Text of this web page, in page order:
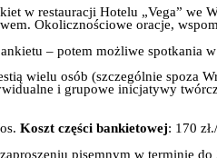
w restauracji Hotelu „Vega” we
Okolicznościowe oracje,
– potem możliwe spotkania
wielu osób (szczególnie spoza
i grupowe inicjatywy
Koszt części bankietowej: 170
pisemnym w terminie